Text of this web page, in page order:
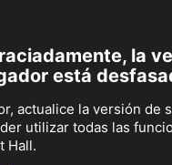
la
está
actualice la versión de
utilizar todas las
Hall.